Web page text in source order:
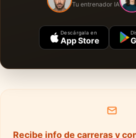
Tu entrenador IA
Descárgala en
App Store
Recibe info de carreras y